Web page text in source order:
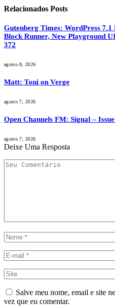
Relacionados Posts
Gutenberg Times: WordPress 7.1
Block Runner, New Playground
372
agosto 8, 2026
Matt: Toni on Verge
agosto 7, 2026
Open Channels FM: Signal –
agosto 7, 2026
Deixe Uma Resposta
Salve meu nome, email e site
vez que eu comentar.